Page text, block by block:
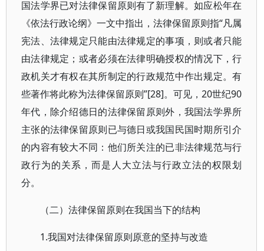
国法学界已对法律保留原则有了新理解。如应松年在
《依法行政论纲》一文中指出，法律保留原则指“凡属
宪法、法律规定只能由法律规定的事项，则或者只能
由法律规定；或者必须在法律明确授权的情况下，行
政机关才有权在其所制定的行政规范中作出规定。有
些著作将此称为法律保留原则”[28]。可见，20世纪90
年代，除介绍德日的法律保留原则外，我国法学界所
主张的法律保留原则已与德日或我国民国时期所引介
的内容有较大不同：他们所关注的已非法律规范与行
政行为的关系，而是人大立法与行政立法的权限划
分。
（二）法律保留原则在我国当下的结构
1.我国对法律保留原则原意的坚持与改造